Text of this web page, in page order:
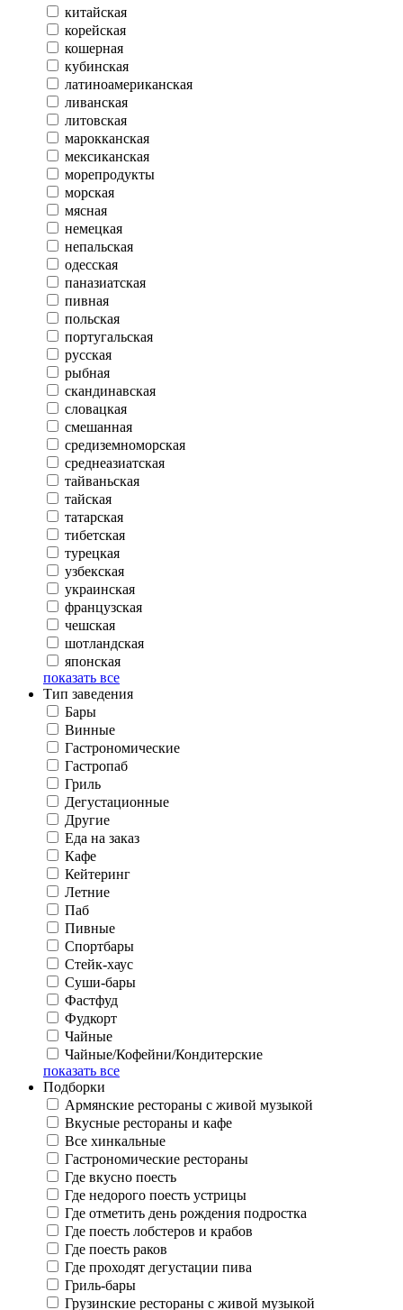
китайская
корейская
кошерная
кубинская
латиноамериканская
ливанская
литовская
марокканская
мексиканская
морепродукты
морская
мясная
немецкая
непальская
одесская
паназиатская
пивная
польская
португальская
русская
рыбная
скандинавская
словацкая
смешанная
средиземноморская
среднеазиатская
тайваньская
тайская
татарская
тибетская
турецкая
узбекская
украинская
французская
чешская
шотландская
японская
показать все
Тип заведения
Бары
Винные
Гастрономические
Гастропаб
Гриль
Дегустационные
Другие
Еда на заказ
Кафе
Кейтеринг
Летние
Паб
Пивные
Спортбары
Стейк-хаус
Суши-бары
Фастфуд
Фудкорт
Чайные
Чайные/Кофейни/Кондитерские
показать все
Подборки
Армянские рестораны с живой музыкой
Вкусные рестораны и кафе
Все хинкальные
Гастрономические рестораны
Где вкусно поесть
Где недорого поесть устрицы
Где отметить день рождения подростка
Где поесть лобстеров и крабов
Где поесть раков
Где проходят дегустации пива
Гриль-бары
Грузинские рестораны с живой музыкой